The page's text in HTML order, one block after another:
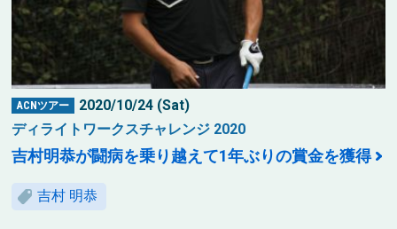
ACNツアー
2020/10/24 (Sat)
ディライトワークスチャレンジ 2020
吉村明恭が闘病を乗り越えて1年ぶりの賞金を獲得
吉村 明恭